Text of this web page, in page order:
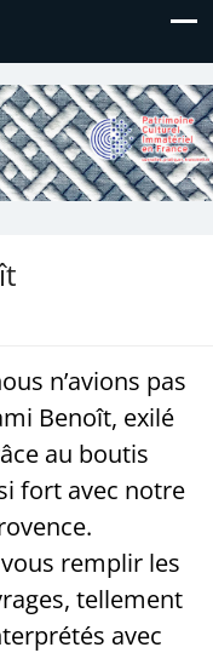
n’avions pas
Benoît, exilé
au boutis
fort avec notre
remplir les
tellement
avec